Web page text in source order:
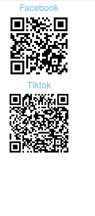
Facebook
Tiktok